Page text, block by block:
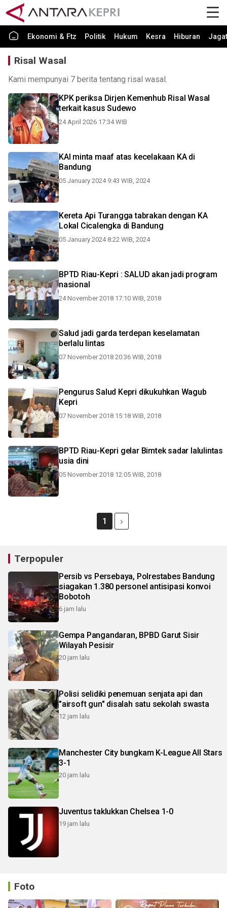
Ekonomi & Ftz Politik Hukum Kesra Hiburan Jagat
Risal Wasal
Kami mempunyai 7 berita tentang risal wasal.
KPK periksa Dirjen Kemenhub Risal Wasal
terkait kasus Sudewo
24 April 2026 17:34 WIB
KAI minta maaf atas kecelakaan KA di
Bandung
05 January 2024 9:43 WIB, 2024
Kereta Api Turangga tabrakan dengan KA
Lokal Cicalengka di Bandung
05 January 2024 8:22 WIB, 2024
BPTD Riau-Kepri : SALUD akan jadi program
nasional
24 November 2018 17:10 WIB, 2018
Salud jadi garda terdepan keselamatan
berlalu lintas
07 November 2018 20:36 WIB, 2018
Pengurus Salud Kepri dikukuhkan Wagub
Kepri
07 November 2018 15:18 WIB, 2018
BPTD Riau-Kepri gelar Bimtek sadar lalulintas
usia dini
05 November 2018 12:05 WIB, 2018
1
Terpopuler
Persib vs Persebaya, Polrestabes Bandung
siagakan 1.380 personel antisipasi konvoi
Bobotoh
6 jam lalu
Gempa Pangandaran, BPBD Garut Sisir
Wilayah Pesisir
20 jam lalu
Polisi selidiki penemuan senjata api dan
"airsoft gun" disalah satu sekolah swasta
12 jam lalu
Manchester City bungkam K-League All Stars
3-1
20 jam lalu
Juventus taklukkan Chelsea 1-0
19 jam lalu
Foto